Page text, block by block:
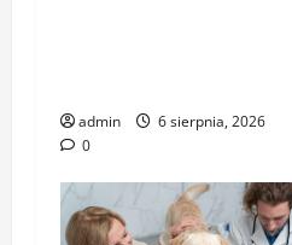
admin
6 sierpnia, 2026
0